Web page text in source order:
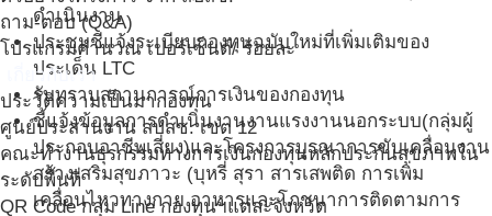
ถาม-ตอบ (Q&A)
โปรแกรมคำนวณ เปอร์เซ็นต์/ ร้อยละ
เกี่ยวกับเรา
ประวัติความเป็นมากองทุน
ศูนย์ประสานงาน สปสช. เขต 12
คณะทำงานธุรกรรมทางการเงินกองทุนหลักประกันสุขภาพใน
ระดับพื้นที่
QR Code กลุ่ม Line กองทุนฯแต่ละจังหวัด
ดำเนินงาน
ประชุมชีแจ้งระเบียบกองทุนฉบับใหม่ที่เพิ่มเติมของ
ประเด็น LTC
รับทราบสถานการณ์การเงินของกองทุน
ชี้แจ้งข้อมูลการดำเนินงานงานแรงงานนอกระบบ(กลุ่มผู้
ประกอบอาชีพเสี่ยง)และโครงการบูรณาการขับเคลื่อนงาน
สร้างเสริมสุขภาวะ (บุหรี่ สุรา สารเสพติด การเพิ่ม
เคลื่อนไหวทางกาย อาหารและโภชนาการติดตามการ